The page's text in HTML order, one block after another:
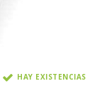
HAY EXISTENCIAS